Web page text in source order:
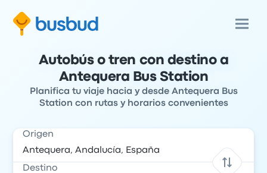
Autobús o tren con destino a
Antequera Bus Station
Planifica tu viaje hacia y desde Antequera Bus
Station con rutas y horarios convenientes
Origen
Destino